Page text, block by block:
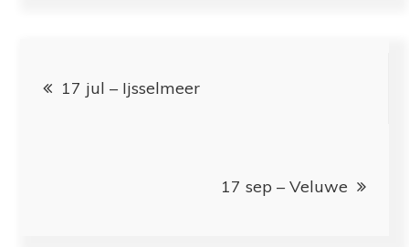
navigatie
17 jul – Ijsselmeer
17 sep – Veluwe